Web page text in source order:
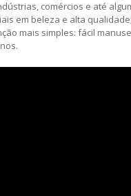
comércios e até
em beleza e alta qualidade;
mais simples: fácil